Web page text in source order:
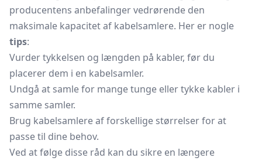
producentens anbefalinger vedrørende den
maksimale kapacitet af kabelsamlere. Her er nogle
tips:
Vurder tykkelsen og længden på kabler, før du
placerer dem i en kabelsamler.
Undgå at samle for mange tunge eller tykke kabler i
samme samler.
Brug kabelsamlere af forskellige størrelser for at
passe til dine behov.
Ved at følge disse råd kan du sikre en længere